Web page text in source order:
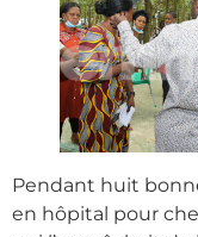
Pendant huit
en hôpital pour